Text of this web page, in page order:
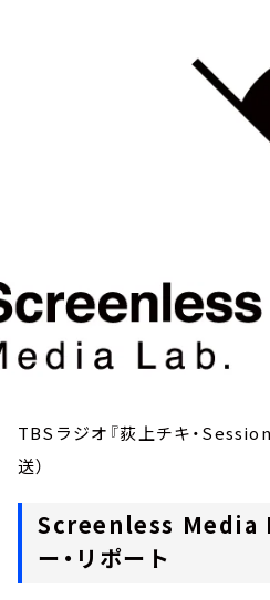
TBSラジオ『荻上チキ・
送）
Screenless Media
ー・リポート